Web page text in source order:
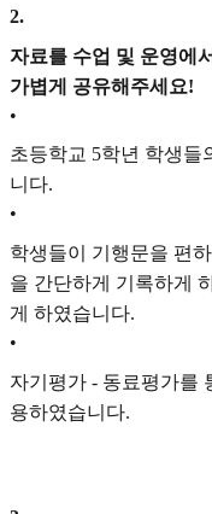
2.
자료를 수업 및 운영에
가볍게 공유해주세요!
•
초등학교 5학년 학생들
니다.
•
학생들이 기행문을 편
을 간단하게 기록하게
게 하였습니다.
•
자기평가 - 동료평가를
용하였습니다.